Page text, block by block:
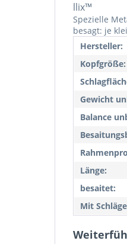
llix™
Spezielle
besagt: je
Hersteller:
Kopfgröße:
Gewicht
Balance
Länge:
besaitet:
Mit